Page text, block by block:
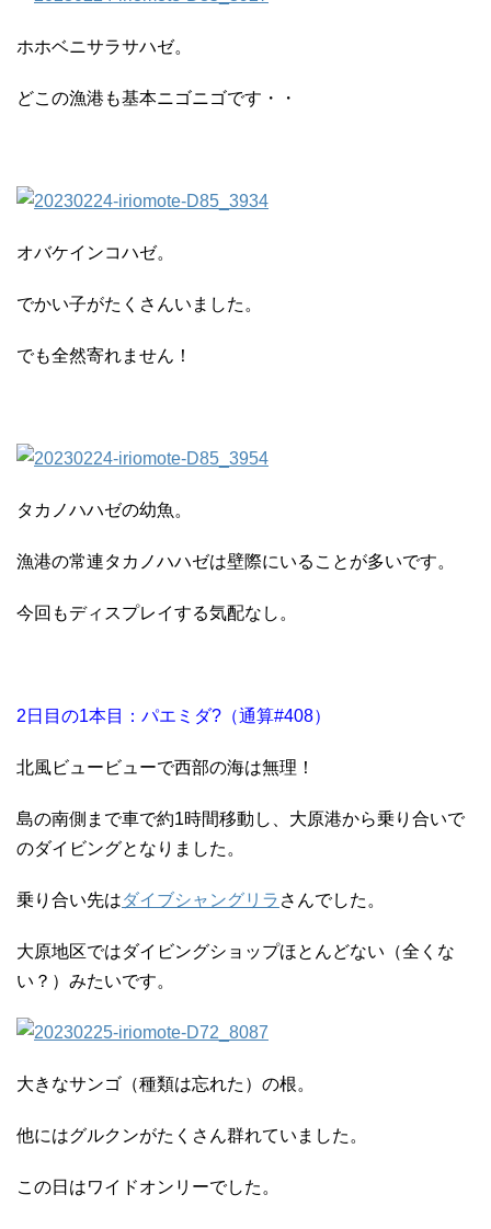
ホホベニサラサハゼ。
どこの漁港も基本ニゴニゴです・・
オバケインコハゼ。
でかい子がたくさんいました。
でも全然寄れません！
タカノハハゼの幼魚。
漁港の常連タカノハハゼは壁際にいることが多いです。
今回もディスプレイする気配なし。
2日目の1本目：パエミダ?（通算#408）
北風ビュービューで西部の海は無理！
島の南側まで車で約1時間移動し、大原港から乗り合いで
のダイビングとなりました。
乗り合い先はダイブシャングリラ さんでした。
大原地区ではダイビングショップほとんどない（全くな
い？）みたいです。
大きなサンゴ（種類は忘れた）の根。
他にはグルクンがたくさん群れていました。
この日はワイドオンリーでした。